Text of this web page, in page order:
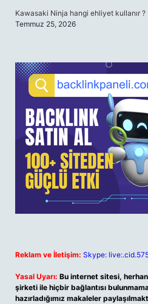
Kawasaki Ninja hangi ehliyet kullanır ?
Temmuz 25, 2026
Reklam ve İletişim: Skype:
Yasal Uyarı: Bu internet sitesi,
şirketi ile hiçbir bağlantısı
hazırladığımız makaleler